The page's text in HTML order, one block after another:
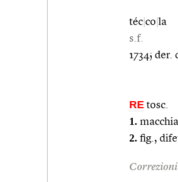
téc co la
s.f.
1734; der.
RE tosc.
1. macchia
2. fig.,
Correzioni